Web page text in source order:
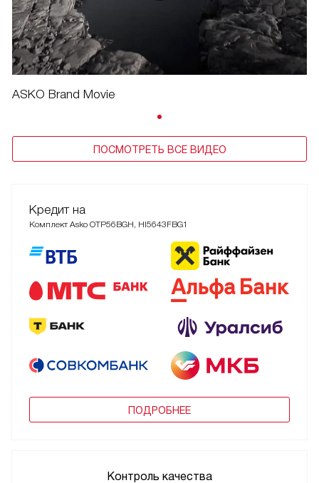
ASKO Brand Movie
ПОСМОТРЕТЬ ВСЕ ВИДЕО
Кредит на
Комплект Asko OTP56BGH, HI5643FBG1
ПОДРОБНЕЕ
Контроль качества